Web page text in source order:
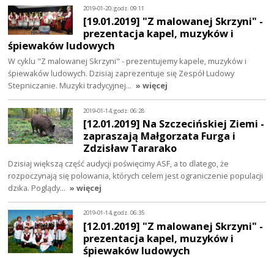
2019-01-20, godz. 09:11
[19.01.2019] "Z malowanej Skrzyni" -
prezentacja kapel, muzyków i
śpiewaków ludowych
W cyklu "Z malowanej Skrzyni" - prezentujemy kapele, muzyków i
śpiewaków ludowych. Dzisiaj zaprezentuje się Zespół Ludowy
Stepniczanie. Muzyki tradycyjnej… » więcej
2019-01-14, godz. 06:28
[12.01.2019] Na Szczecińskiej Ziemi -
zapraszają Małgorzata Furga i
Zdzisław Tararako
Dzisiaj większą część audycji poświęcimy ASF, a to dlatego, że
rozpoczynają się polowania, których celem jest ograniczenie populacji
dzika. Poglądy… » więcej
2019-01-14, godz. 06:35
[12.01.2019] "Z malowanej Skrzyni" -
prezentacja kapel, muzyków i
śpiewaków ludowych